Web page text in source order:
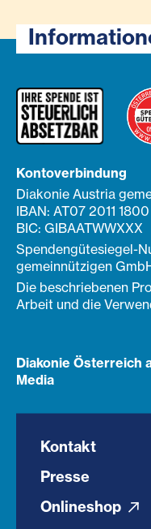
Kontoverbindung
Diakonie Austria
IBAN: AT07 2011
BIC: GIBAATWWXXX
Spendengütesiegel-
gemeinnützigen
Die beschriebenen
Arbeit und die
Diakonie Österreich
Media
Kontakt
Presse
Onlineshop